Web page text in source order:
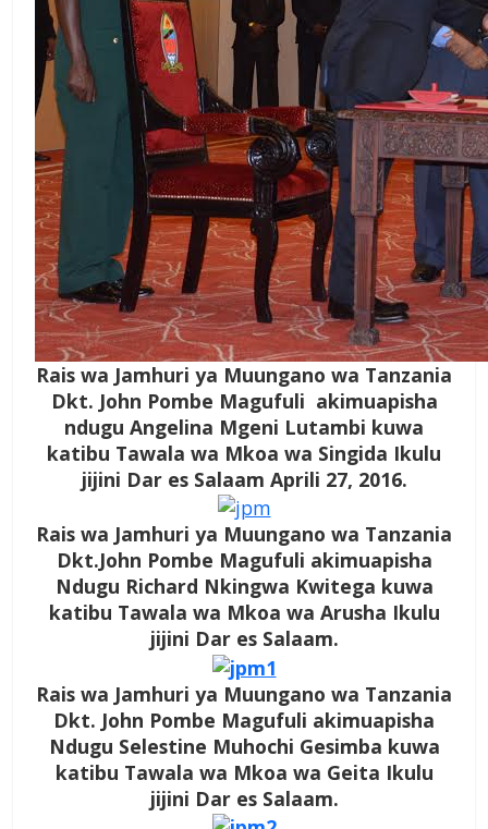
Rais wa Jamhuri ya Muungano wa Tanzania
Dkt. John Pombe Magufuli akimuapisha
ndugu Angelina Mgeni Lutambi kuwa
katibu Tawala wa Mkoa wa Singida Ikulu
jijini Dar es Salaam Aprili 27, 2016.
Rais wa Jamhuri ya Muungano wa Tanzania
Dkt.John Pombe Magufuli akimuapisha
Ndugu Richard Nkingwa Kwitega kuwa
katibu Tawala wa Mkoa wa Arusha Ikulu
jijini Dar es Salaam.
Rais wa Jamhuri ya Muungano wa Tanzania
Dkt. John Pombe Magufuli akimuapisha
Ndugu Selestine Muhochi Gesimba kuwa
katibu Tawala wa Mkoa wa Geita Ikulu
jijini Dar es Salaam.